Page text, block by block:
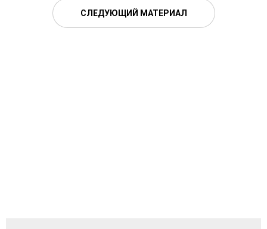
СЛЕДУЮЩИЙ МАТЕРИАЛ